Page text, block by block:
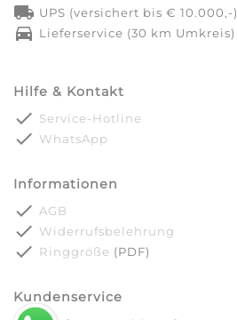
local_shipping UPS (versichert bis € 10.000,-)
directions_car Lieferservice (30 km Umkreis)
Hilfe & Kontakt
done Service-Hotline
done WhatsApp
Informationen
done AGB
done Widerrufsbelehrung
done Ringgröße (PDF)
Kundenservice